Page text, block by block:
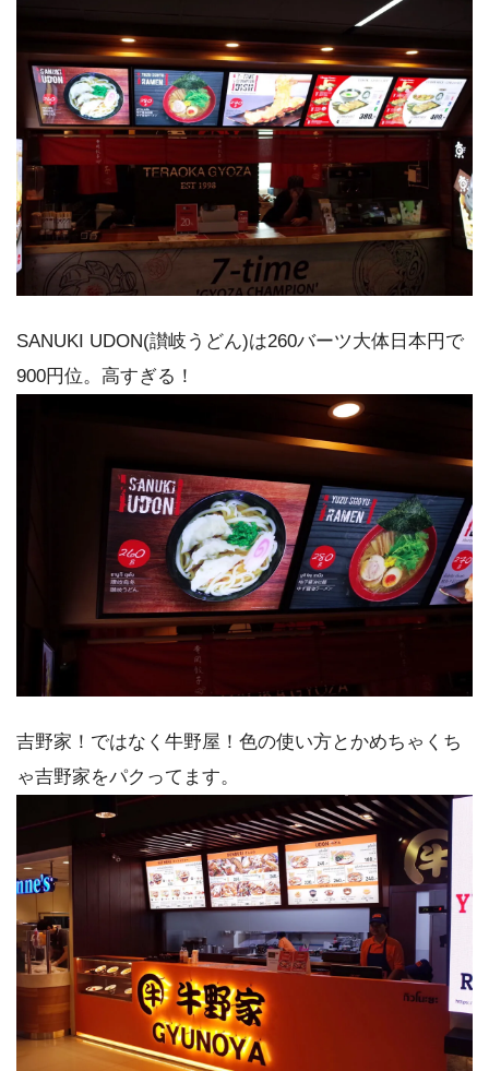
SANUKI UDON(讃岐うどん)は260バーツ大体日本円で
900円位。高すぎる！
吉野家！ではなく牛野屋！色の使い方とかめちゃくち
ゃ吉野家をパクってます。